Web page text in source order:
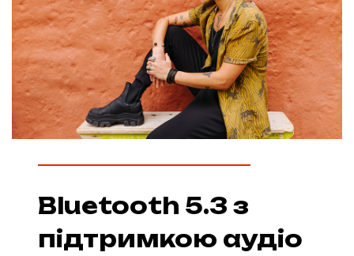
Bluetooth 5.3 з
підтримкою аудіо